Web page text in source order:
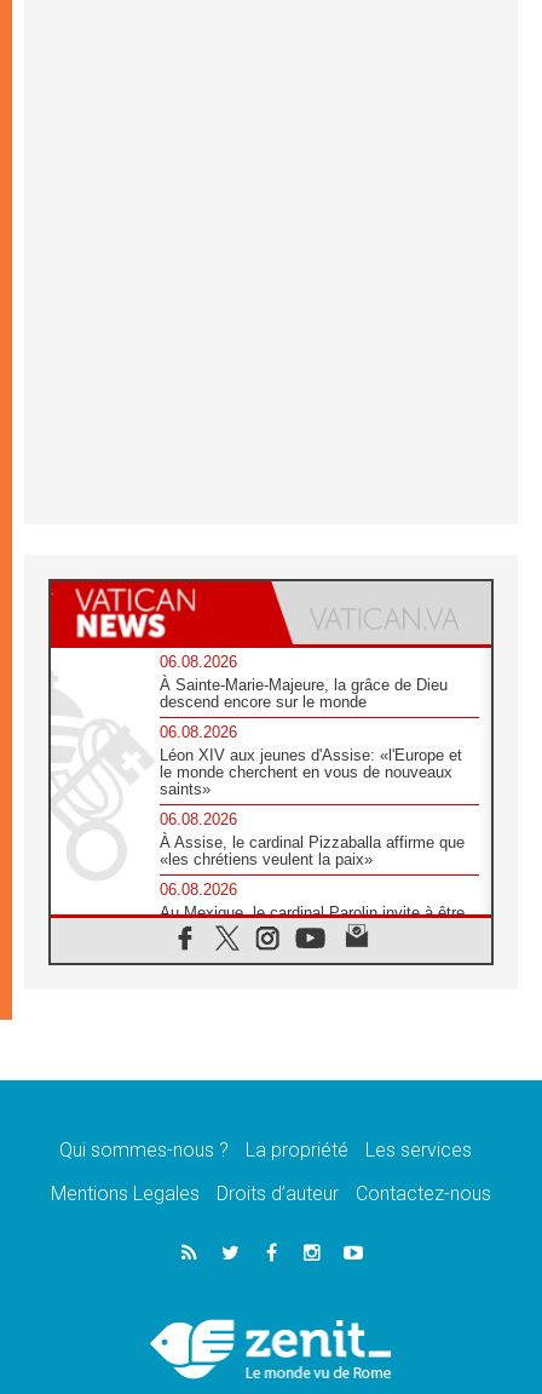
06.08.2026
À Sainte-Marie-Majeure, la grâce de Dieu
descend encore sur le monde
06.08.2026
Léon XIV aux jeunes d'Assise: «l'Europe et
le monde cherchent en vous de nouveaux
saints»
06.08.2026
À Assise, le cardinal Pizzaballa affirme que
«les chrétiens veulent la paix»
06.08.2026
Au Mexique, le cardinal Parolin invite à être
aux côtés des marginalisées
06.08.2026
l'espérance» affirme Mgr Tróccoli
Le nonce en Ukraine: «Il est inquiétant
05.08.2026
Léon XIV au Pérou, une lueur d'espoir pour
SCEAM: L'Église en Afrique vers
l'Assemblée ecclésiale de 2028 depuis
Addis-Abeba
Qui sommes-nous ? La propriété
Les services
Mentions Legales
Droits d’auteur Contactez-nous